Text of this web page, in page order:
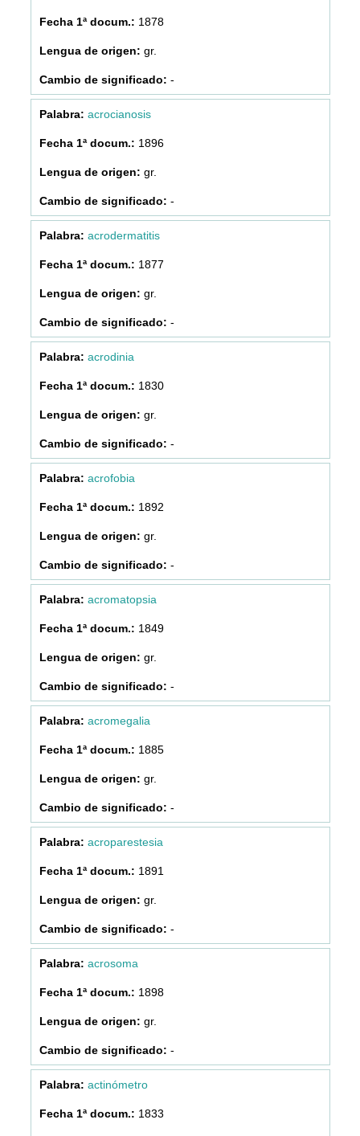
1878
gr.
-
acrocianosis
1896
gr.
-
acrodermatitis
1877
gr.
-
acrodinia
1830
gr.
-
acrofobia
1892
gr.
-
acromatopsia
1849
gr.
-
acromegalia
1885
gr.
-
acroparestesia
1891
gr.
-
acrosoma
1898
gr.
-
actinómetro
1833